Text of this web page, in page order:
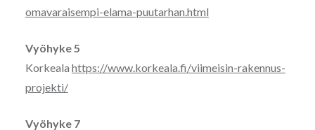
omavaraisempi-elama-puutarhan.html
Vyöhyke 5
Korkeala https://www.korkeala.fi/viimeisin-rakennus-
projekti/
Vyöhyke 7